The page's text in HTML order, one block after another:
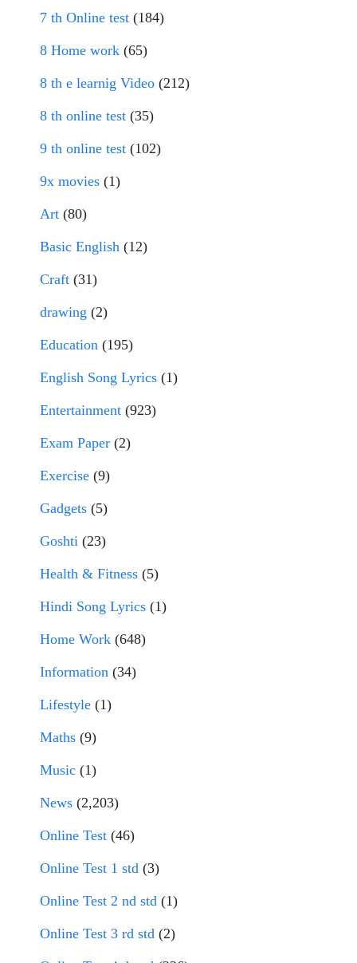
7 th Online test (184)
8 Home work (65)
8 th e learnig Video (212)
8 th online test (35)
9 th online test (102)
9x movies (1)
Art (80)
Basic English (12)
Craft (31)
drawing (2)
Education (195)
English Song Lyrics (1)
Entertainment (923)
Exam Paper (2)
Exercise (9)
Gadgets (5)
Goshti (23)
Health & Fitness (5)
Hindi Song Lyrics (1)
Home Work (648)
Information (34)
Lifestyle (1)
Maths (9)
Music (1)
News (2,203)
Online Test (46)
Online Test 1 std (3)
Online Test 2 nd std (1)
Online Test 3 rd std (2)